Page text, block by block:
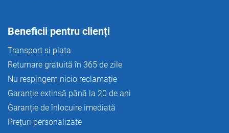
r
Beneficii pentru clienți
Transport si plata
Returnare gratuită în 365 de zile
Nu respingem nicio reclamație
Garanție extinsă până la 20 de ani
Garanție de înlocuire imediată
Prețuri personalizate